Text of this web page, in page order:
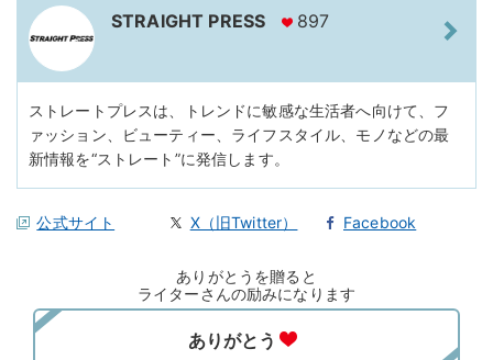
STRAIGHT PRESS 897
ストレートプレスは、トレンドに敏感な生活者へ向けて、フ
ァッション、ビューティー、ライフスタイル、モノなどの最
新情報を“ストレート”に発信します。
公式サイト X（旧Twitter） Facebook
ありがとうを贈ると
ライターさんの励みになります